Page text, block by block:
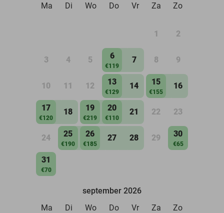
Ma
Di Wo Do Vr Za Zo
1 2
3 4 5 6
€119
7 8 9
10 11 12 13
€129
14 15
€155
16
17
€120
18 19
€219
20
€110
21 22 23
24 25
€190
26
€185
27 28 29 30
€65
31
€70
september 2026
Ma
Di Wo Do Vr Za Zo